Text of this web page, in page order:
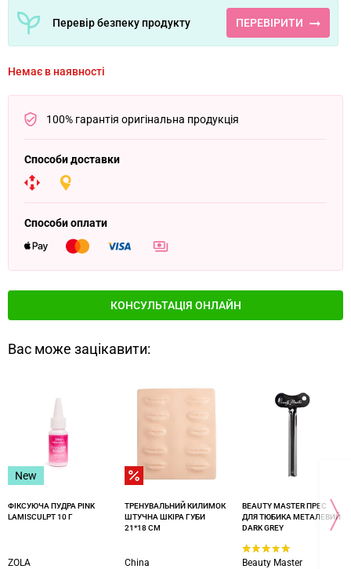
Перевір безпеку продукту ПЕРЕВІРИТИ
Немає в наявності
100% гарантія оригінальна продукція
Способи доставки
Способи оплати
КОНСУЛЬТАЦІЯ ОНЛАЙН
Вас може зацікавити:
New
ФІКСУЮЧА ПУДРА PINK
LAMISCULPT 10 Г
ZOLA
ТРЕНУВАЛЬНИЙ КИЛИМОК
ШТУЧНА ШКІРА ГУБИ
21*18 СМ
China
BEAUTY MASTER ПРЕС
ДЛЯ ТЮБИКА МЕТАЛЕВИЙ
DARK GREY
Beauty Master